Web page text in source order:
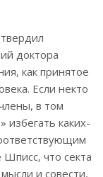
доктора
как принятое
Если некто
в том
избегать каких-
Шписс, что секта
и совести,